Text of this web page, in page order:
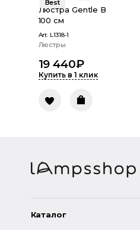
Best
Люстра Gentle В
100 см
Art: L1318-1
Люстры
19 440₽
Купить в 1 клик
Каталог